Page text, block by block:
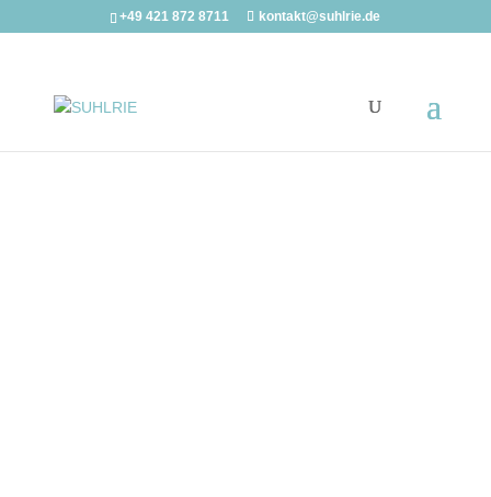
+49 421 872 8711 kontakt@suhlrie.de